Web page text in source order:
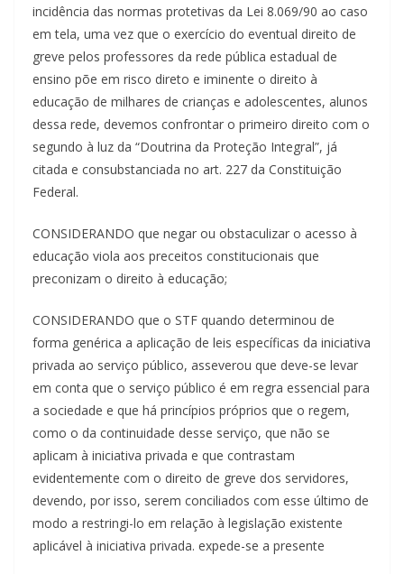
incidência das normas protetivas da Lei 8.069/90 ao caso
em tela, uma vez que o exercício do eventual direito de
greve pelos professores da rede pública estadual de
ensino põe em risco direto e iminente o direito à
educação de milhares de crianças e adolescentes, alunos
dessa rede, devemos confrontar o primeiro direito com o
segundo à luz da “Doutrina da Proteção Integral”, já
citada e consubstanciada no art. 227 da Constituição
Federal.
CONSIDERANDO que negar ou obstaculizar o acesso à
educação viola aos preceitos constitucionais que
preconizam o direito à educação;
CONSIDERANDO que o STF quando determinou de
forma genérica a aplicação de leis específicas da iniciativa
privada ao serviço público, asseverou que deve-se levar
em conta que o serviço público é em regra essencial para
a sociedade e que há princípios próprios que o regem,
como o da continuidade desse serviço, que não se
aplicam à iniciativa privada e que contrastam
evidentemente com o direito de greve dos servidores,
devendo, por isso, serem conciliados com esse último de
modo a restringi-lo em relação à legislação existente
aplicável à iniciativa privada. expede-se a presente